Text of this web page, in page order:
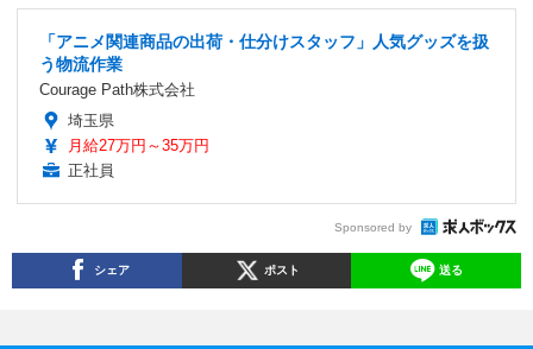
「アニメ関連商品の出荷・仕分けスタッフ」人気グッズを扱
う物流作業
Courage Path株式会社
埼玉県
月給27万円～35万円
正社員
Sponsored by
シェア ポスト 送る